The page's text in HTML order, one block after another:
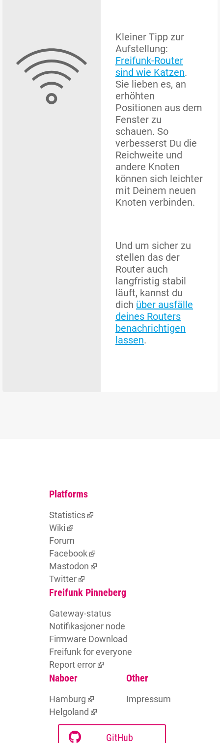
Kleiner Tipp zur
Aufstellung:
Freifunk-Router
sind wie Katzen.
Sie lieben es, an
erhöhten
Positionen aus dem
Fenster zu
schauen. So
verbesserst Du die
Reichweite und
andere Knoten
können sich leichter
mit Deinem neuen
Knoten verbinden.
Und um sicher zu
stellen das der
Router auch
langfristig stabil
läuft, kannst du
dich über ausfälle
deines Routers
benachrichtigen
lassen.
Platforms
Statistics
Wiki
Forum
Facebook
Mastodon
Twitter
Freifunk Pinneberg
Gateway-status
Notifikasjoner node
Firmware Download
Freifunk for everyone
Report error
Naboer
Hamburg
Helgoland
Other
Impressum
GitHub